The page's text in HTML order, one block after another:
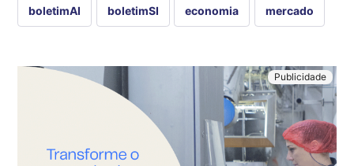
boletimAI boletimSI economia mercado